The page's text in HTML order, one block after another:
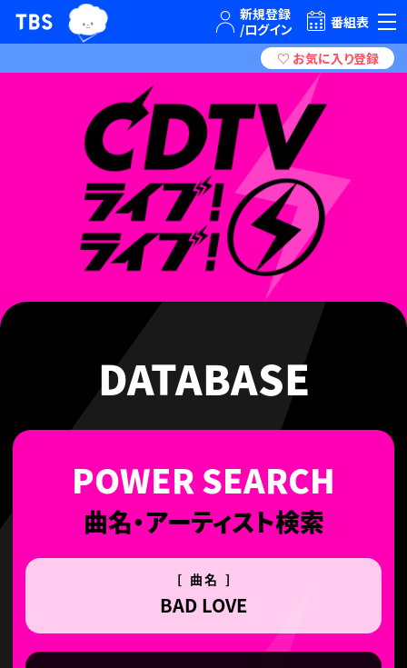
TBSテレビ｜ときめくときを。 番組表
DATABASE
曲名・アーティスト検索
[ 曲名 ]
BAD LOVE